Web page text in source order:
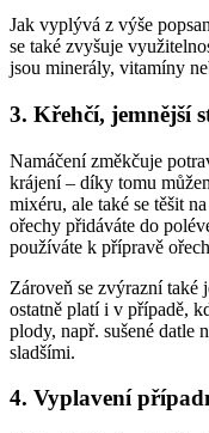
Jak vyplývá z výše
se také zvyšuje
jsou minerály, vitamíny
3. Křehčí, jemnější
Namáčení změkčuje
krájení – díky tomu
mixéru, ale také se těšit
ořechy přidáváte do
používáte k přípravě
Zároveň se zvýrazní také
ostatně platí i v případě,
plody, např. sušené datle
sladšími.
4. Vyplavení